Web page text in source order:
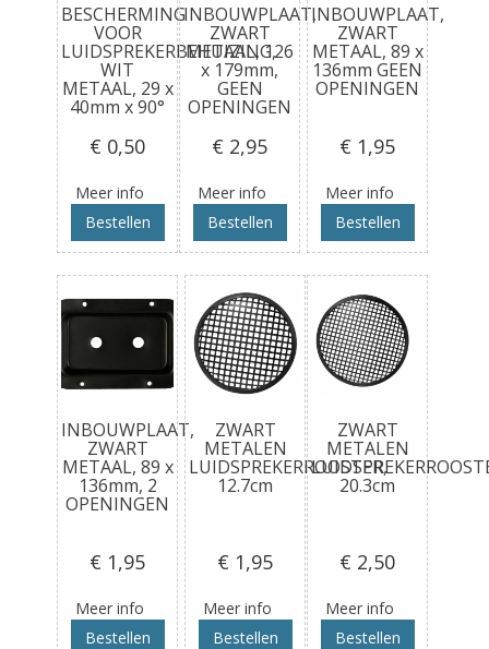
BESCHERMING
VOOR
LUIDSPREKERBEHUIZING,
WIT
METAAL, 29 x
40mm x 90°
€ 0,50
Meer info
Bestellen
INBOUWPLAAT,
ZWART
METAAL, 126
x 179mm,
GEEN
OPENINGEN
€ 2,95
Meer info
Bestellen
INBOUWPLAAT,
ZWART
METAAL, 89 x
136mm GEEN
OPENINGEN
€ 1,95
Meer info
Bestellen
INBOUWPLAAT,
ZWART
METAAL, 89 x
136mm, 2
OPENINGEN
€ 1,95
Meer info
Bestellen
ZWART
METALEN
LUIDSPREKERROOSTER,
12.7cm
€ 1,95
Meer info
Bestellen
ZWART
METALEN
20.3cm
€ 2,50
Meer info
Bestellen